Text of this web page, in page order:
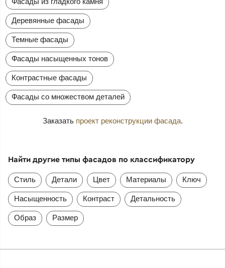
Деревянные фасады
Темные фасады
Фасады насыщенных тонов
Контрастные фасады
Фасады со множеством деталей
Заказать проект реконструкции фасада.
Найти другие типы фасадов по классификатору
Стиль Детали Цвет Материалы Ключ
Насыщенность Контраст Детальность
Образ Размер